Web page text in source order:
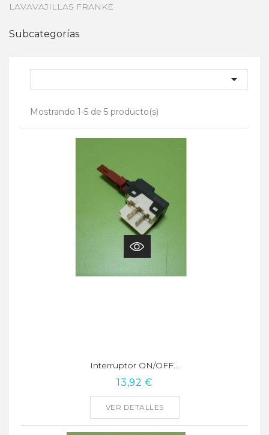
LAVAVAJILLAS FRANKE
Subcategorías

Mostrando 1-5 de 5 producto(s)
Interruptor ON/OFF...
13,92 €
VER DETALLES